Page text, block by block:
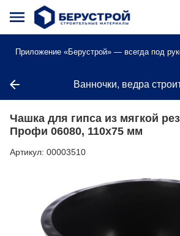
Приложение «Берустрой» — всегда под
Ванночки, ведра
Чашка для гипса из мягкой
Профи 06080, 110х75 мм
Артикул: 00003510